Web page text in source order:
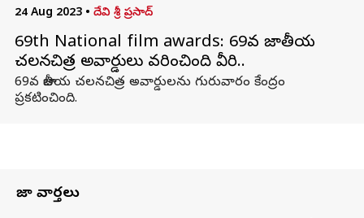
24 Aug 2023 • దేవి శ్రీ ప్రసాద్
69th National film awards: 69వ జాతీయ
చలనచిత్ర అవార్డులు వరించింది వీరినే..
69వ జాతీయ చలనచిత్ర అవార్డులను గురువారం కేంద్రం
ప్రకటించింది.
తాజా వార్తలు